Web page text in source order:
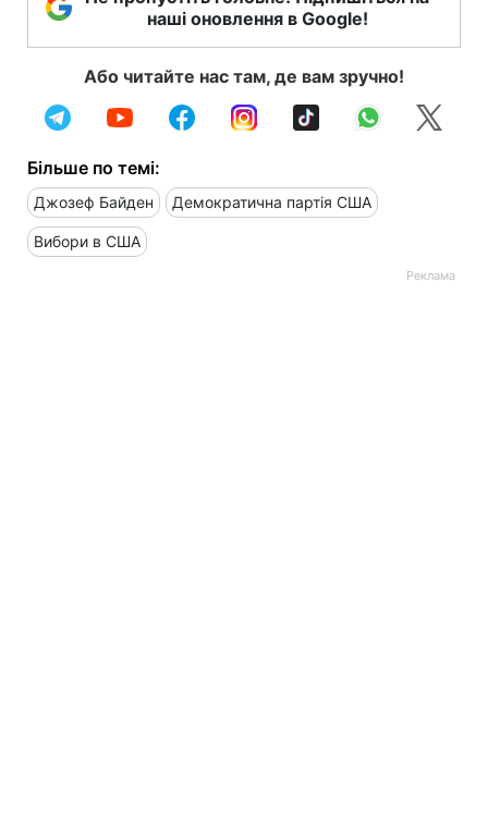
наші оновлення в Google!
Або читайте нас там, де вам зручно!
Більше по темі:
Джозеф Байден Демократична партія США
Вибори в США